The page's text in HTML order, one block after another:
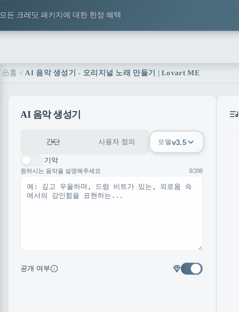
모든 크레딧 패키지에 대한 한정 혜택
홈 AI 음악 생성기 - 오리지널 노래 만들기 | Lovart ME
AI 음악 생성기
간단 사용자 정의 모델 v3.5
기악
원하시는 음악을 설명해주세요 0/200
공개 여부